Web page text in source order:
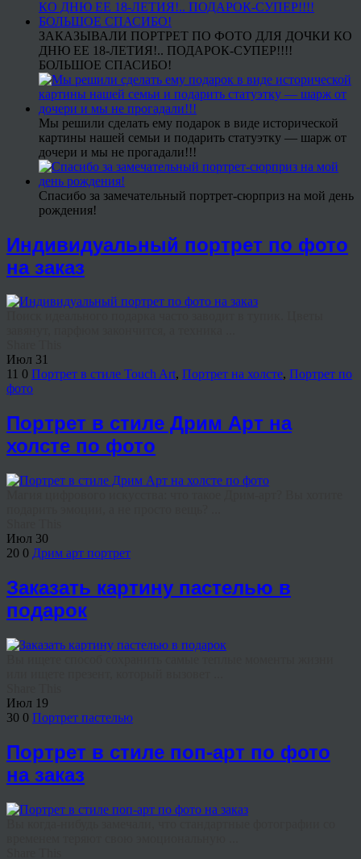
ЗАКАЗЫВАЛИ ПОРТРЕТ ПО ФОТО ДЛЯ ДОЧКИ КО
ДНЮ ЕЕ 18-ЛЕТИЯ!.. ПОДАРОК-СУПЕР!!!!
БОЛЬШОЕ СПАСИБО!
Мы решили сделать ему подарок в виде исторической
картины нашей семьи и подарить статуэтку — шарж от
дочери и мы не прогадали!!!
Спасибо за замечательный портрет-сюрприз на мой день
рождения!
Индивидуальный портрет по фото
на заказ
Июл 31
11 0 Портрет в стиле Touch Art, Портрет на холсте, Портрет по
фото
Портрет в стиле Дрим Арт на
холсте по фото
Июл 30
20 0 Дрим арт портрет
Заказать картину пастелью в
подарок
Июл 19
30 0 Портрет пастелью
Портрет в стиле поп-арт по фото
на заказ